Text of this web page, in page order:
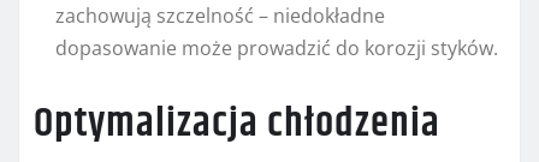
zachowują szczelność – niedokładne
dopasowanie może prowadzić do korozji styków.
Optymalizacja chłodzenia